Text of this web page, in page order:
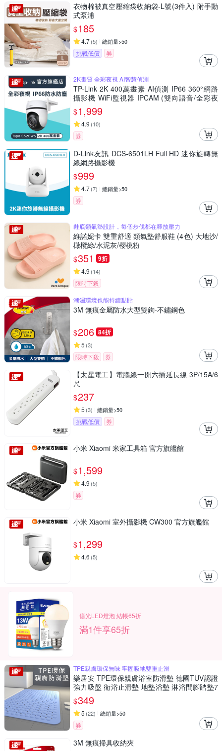
衣物棉被真空壓縮袋收納袋-L號(3件入) 附手動
式泵浦
$185
4.7(5) 總銷量>50
挑戰低價 券
2K畫質 全彩夜視 AI智慧偵測
TP-Link 2K 400萬畫素 AI偵測 IP66 360°網路
攝影機 WiFi監視器 IPCAM (雙向語音/全彩夜
視/Tapo C520WS)
$1,999
4.9 (10)
券
D-Link友訊 DCS-6501LH Full HD 迷你旋轉無
線網路攝影機
$999
4.7(7) 總銷量>50
券
鞋底類氣墊設計，每個步伐都在釋放壓力
維諾妮卡 雙重舒適 類氣墊舒服鞋 (4色) 大地沙/
橄欖綠/水泥灰/櫻桃粉
$351 9折
4.9 (14)
限時下殺
潮濕環境也能持續黏貼
3M 無痕金屬防水大型雙鉤-不鏽鋼色
$206 84折
5 (3)
限時下殺 券
【太星電工】電腦線一開六插延長線 3P/15A/6
尺
$237
5 (3) 總銷量>50
挑戰低價 券
小米 Xiaomi 米家工具箱 官方旗艦館
$1,599
4.9 (5)
券
小米 Xiaomi 室外攝影機 CW300 官方旗艦館
$1,299
4.6 (5)
億光LED燈泡 結帳65折
滿1件享65折
TPE親膚環保無味 牢固吸地雙重止滑
樂居安 TPE環保親膚浴室防滑墊 德國TUV認證
強力吸盤 衛浴止滑墊 地墊浴墊 淋浴間腳踏墊7
0x40cm
$349
5 (22) 總銷量>50
券
3M 無痕掃具收納夾